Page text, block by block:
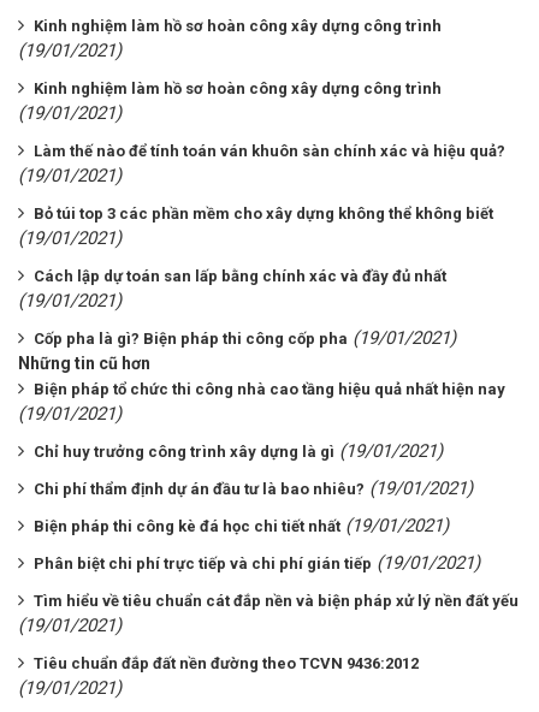
Kinh nghiệm làm hồ sơ hoàn công xây dựng công trình
(19/01/2021)
Kinh nghiệm làm hồ sơ hoàn công xây dựng công trình
(19/01/2021)
Làm thế nào để tính toán ván khuôn sàn chính xác và hiệu quả?
(19/01/2021)
Bỏ túi top 3 các phần mềm cho xây dựng không thể không biết
(19/01/2021)
Cách lập dự toán san lấp bằng chính xác và đầy đủ nhất
(19/01/2021)
Cốp pha là gì? Biện pháp thi công cốp pha (19/01/2021)
Những tin cũ hơn
Biện pháp tổ chức thi công nhà cao tầng hiệu quả nhất hiện nay
(19/01/2021)
Chỉ huy trưởng công trình xây dựng là gì (19/01/2021)
Chi phí thẩm định dự án đầu tư là bao nhiêu? (19/01/2021)
Biện pháp thi công kè đá học chi tiết nhất (19/01/2021)
Phân biệt chi phí trực tiếp và chi phí gián tiếp (19/01/2021)
Tìm hiểu về tiêu chuẩn cát đắp nền và biện pháp xử lý nền đất yếu
(19/01/2021)
Tiêu chuẩn đắp đất nền đường theo TCVN 9436:2012
(19/01/2021)